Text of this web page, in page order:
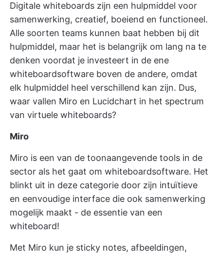
Digitale whiteboards zijn een hulpmiddel voor
samenwerking, creatief, boeiend en functioneel.
Alle soorten teams kunnen baat hebben bij dit
hulpmiddel, maar het is belangrijk om lang na te
denken voordat je investeert in de ene
whiteboardsoftware boven de andere, omdat
elk hulpmiddel heel verschillend kan zijn. Dus,
waar vallen Miro en Lucidchart in het spectrum
van virtuele whiteboards?
Miro
Miro is een van de toonaangevende tools in de
sector als het gaat om whiteboardsoftware. Het
blinkt uit in deze categorie door zijn intuïtieve
en eenvoudige interface die ook samenwerking
mogelijk maakt - de essentie van een
whiteboard!
Met Miro kun je sticky notes, afbeeldingen,